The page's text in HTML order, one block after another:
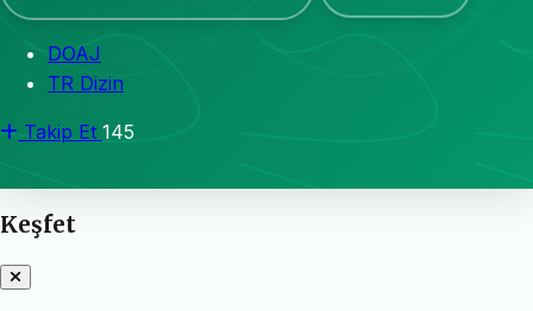
DOAJ
TR Dizin
Takip Et 145
Keşfet